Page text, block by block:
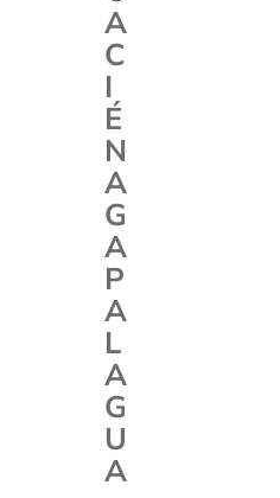
A
C
I
É
N
A
G
A
P
A
L
A
G
U
A